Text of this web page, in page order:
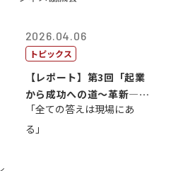
2026.04.06
トピックス
【レポート】第3回「起業
から成功への道～革新―挑
戦の先にある...
「全ての答えは現場にあ
る」